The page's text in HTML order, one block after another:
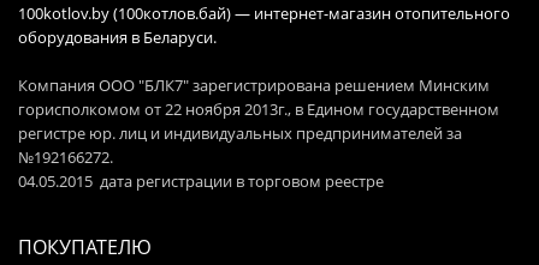
100kotlov.by (100котлов.бай) — интернет-магазин отопительного
оборудования в Беларуси.
Компания ООО "БЛК7" зарегистрирована решением Минским
горисполкомом от 22 ноября 2013г., в Едином государственном
регистре юр. лиц и индивидуальных предпринимателей за
№192166272.
04.05.2015 дата регистрации в торговом реестре
ПОКУПАТЕЛЮ